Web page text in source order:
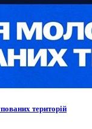
територій